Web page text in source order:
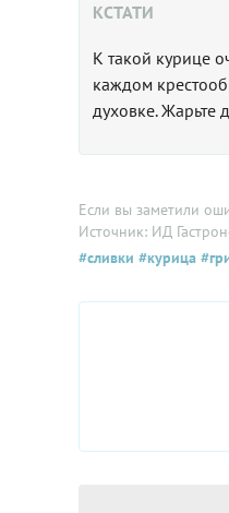
КСТАТИ
К такой курице
каждом
духовке. Жарьте
Если вы заметили
Источник: ИД
#сливки #курица